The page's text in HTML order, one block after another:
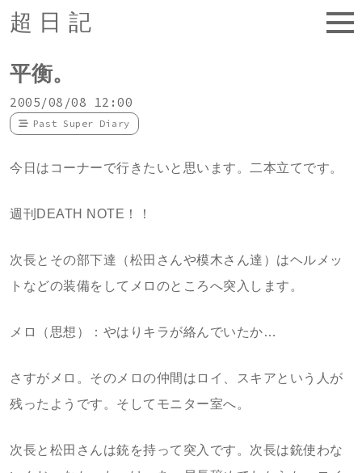
超日記
平衡。
2005/08/08 12:00
Past Super Diary
今日はコーナーで行きたいと思います。二本立てです。
週刊DEATH NOTE！！
次長とその部下達（松田さんや模木さん達）はヘルメッ
トなどの装備をしてメロのところへ突入します。
メロ（思想）：やはりキラが絡んでいたか…
さすがメロ。そのメロの仲間はロイ、スキアという人が
残ったようです。そしてモニター室へ。
次長と松田さんは銃を持って突入です。次長は銃使わな